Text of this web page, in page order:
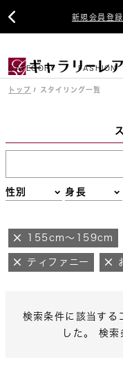
新規会員登

CATEGORY FASHION
トップ スタイリング一覧
性別 身長
155cm～159cm
ティファニー
検索条件に該当する
した。 検索